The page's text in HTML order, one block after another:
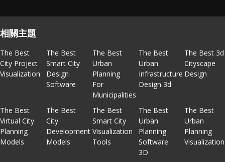
相關主題
The Best
City Project
Visualization
The Best
Smart City
Design
Software
The Best
Urban
Planning
For
Municipalities
The Best
Urban
Infrastructure
Design 3d
The Best 3d
Cityscape
Design
The Best
Virtual City
Planning
Models
The Best
City
Development
Models
The Best
Smart City
Visualization
Tools
The Best
Urban
Planning
Software
3D
The Best
Urban
Planning
Visualization